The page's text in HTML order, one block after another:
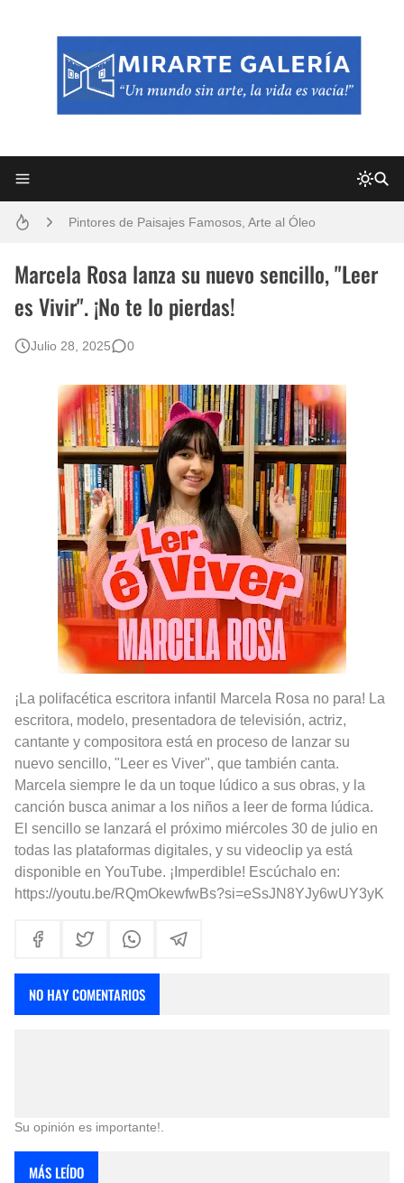
Pintores de Paisajes Famosos, Arte al Óleo
San Valentín Dibujos a Lápiz del 14 de Febrero
Que significan los cuadros de negras africanas?
El mundo del arte en pintura surrealista
Marcela Rosa lanza su nuevo sencillo, "Leer
es Vivir". ¡No te lo pierdas!
Julio 28, 2025 0
¡La polifacética escritora infantil Marcela Rosa no para! La
escritora, modelo, presentadora de televisión, actriz,
cantante y compositora está en proceso de lanzar su
nuevo sencillo, "Leer es Viver", que también canta.
Marcela siempre le da un toque lúdico a sus obras, y la
canción busca animar a los niños a leer de forma lúdica.
El sencillo se lanzará el próximo miércoles 30 de julio en
todas las plataformas digitales, y su videoclip ya está
disponible en YouTube. ¡Imperdible! Escúchalo en:
https://youtu.be/RQmOkewfwBs?si=eSsJN8YJy6wUY3yK
NO HAY COMENTARIOS
Su opinión es importante!.
MÁS LEÍDO